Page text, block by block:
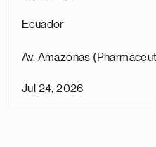
Ecuador
Av. Amazonas
Jul 24, 2026